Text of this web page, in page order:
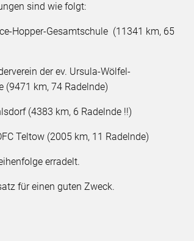
sind wie folgt:
Hopper-Gesamtschule (11341 km, 65
der ev. Ursula-Wölfel-
(9471 km, 74 Radelnde)
(4383 km, 6 Radelnde !!)
Teltow (2005 km, 11 Radelnde)
erradelt.
für einen guten Zweck.